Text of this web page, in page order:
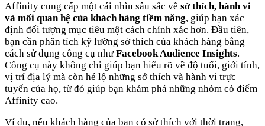
Affinity cung cấp một cái nhìn sâu sắc về sở thích, hành vi
và mối quan hệ của khách hàng tiềm năng, giúp bạn xác
định đối tượng mục tiêu một cách chính xác hơn. Đầu tiên,
bạn cần phân tích kỹ lưỡng sở thích của khách hàng bằng
cách sử dụng công cụ nhưFacebook Audience Insights.
Công cụ này không chỉ giúp bạn hiểu rõ về độ tuổi, giới tính,
vị trí địa lý mà còn hé lộ những sở thích và hành vi trực
tuyến của họ, từ đó giúp bạn khám phá những nhóm có điểm
Affinity cao.
Ví dụ, nếu khách hàng của bạn có sở thích với thời trang,